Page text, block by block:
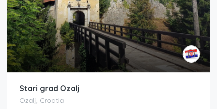
Stari grad Ozalj
Ozalj, Croatia